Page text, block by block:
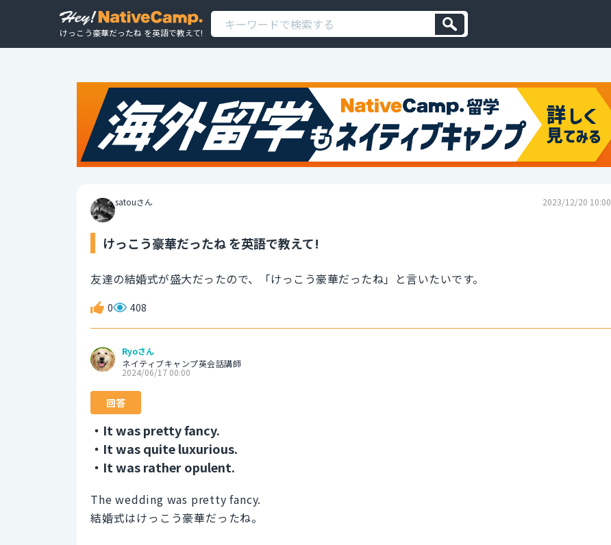
けっこう豪華だったね を英語で教えて!
satouさん 2023/12/20 10:00
けっこう豪華だったね を英語で教えて!
友達の結婚式が盛大だったので、「けっこう豪華だったね」と言いたいです。
0 408
Ryoさん
ネイティブキャンプ英会話講師
2024/06/17 00:00
回答
・It was pretty fancy.
・It was quite luxurious.
・It was rather opulent.
The wedding was pretty fancy.
結婚式はけっこう豪華だったね。